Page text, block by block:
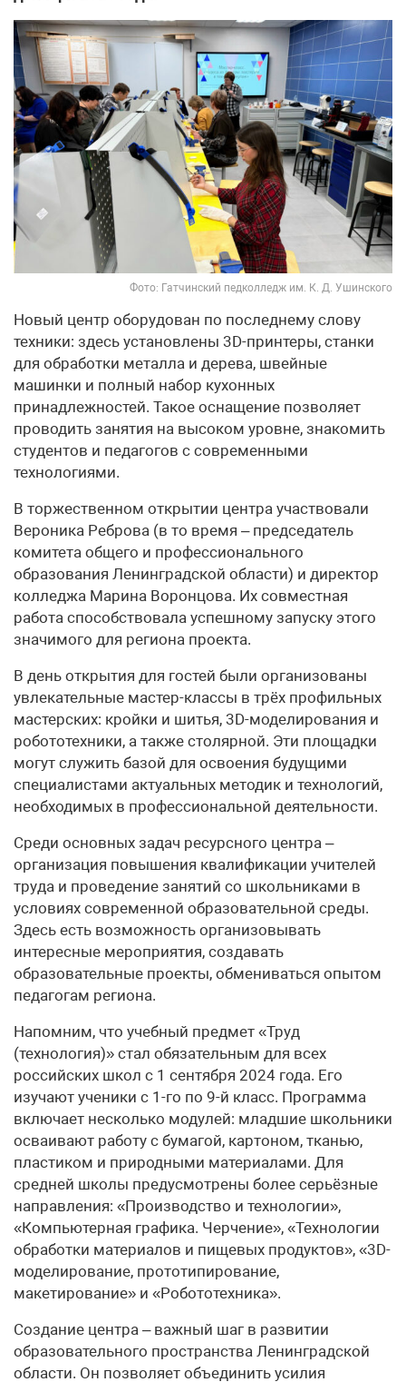
Фото: Гатчинский педколледж им. К. Д. Ушинского
Новый центр оборудован по последнему слову
техники: здесь установлены 3D-принтеры, станки
для обработки металла и дерева, швейные
машинки и полный набор кухонных
принадлежностей. Такое оснащение позволяет
проводить занятия на высоком уровне, знакомить
студентов и педагогов с современными
технологиями.
В торжественном открытии центра участвовали
Вероника Реброва (в то время – председатель
комитета общего и профессионального
образования Ленинградской области) и директор
колледжа Марина Воронцова. Их совместная
работа способствовала успешному запуску этого
значимого для региона проекта.
В день открытия для гостей были организованы
увлекательные мастер-классы в трёх профильных
мастерских: кройки и шитья, 3D-моделирования и
робототехники, а также столярной. Эти площадки
могут служить базой для освоения будущими
специалистами актуальных методик и технологий,
необходимых в профессиональной деятельности.
Среди основных задач ресурсного центра –
организация повышения квалификации учителей
труда и проведение занятий со школьниками в
условиях современной образовательной среды.
Здесь есть возможность организовывать
интересные мероприятия, создавать
образовательные проекты, обмениваться опытом
педагогам региона.
Напомним, что учебный предмет «Труд
(технология)» стал обязательным для всех
российских школ с 1 сентября 2024 года. Его
изучают ученики с 1-го по 9-й класс. Программа
включает несколько модулей: младшие школьники
осваивают работу с бумагой, картоном, тканью,
пластиком и природными материалами. Для
средней школы предусмотрены более серьёзные
направления: «Производство и технологии»,
«Компьютерная графика. Черчение», «Технологии
обработки материалов и пищевых продуктов», «3D-
моделирование, прототипирование,
макетирование» и «Робототехника».
Создание центра – важный шаг в развитии
образовательного пространства Ленинградской
области. Он позволяет объединить усилия